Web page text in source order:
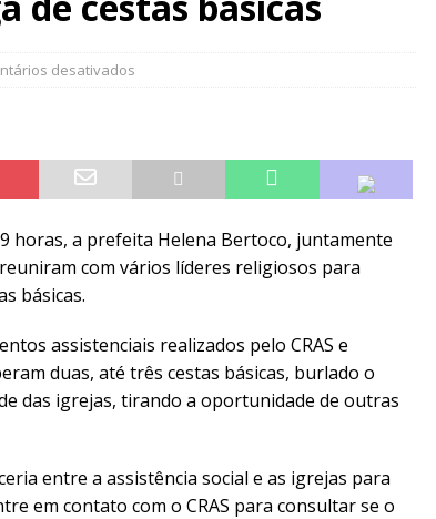
desativados
horas, a prefeita Helena Bertoco, juntamente
com vários líderes religiosos para
básicas.
assistenciais realizados pelo CRAS e
duas, até três cestas básicas, burlado o
das igrejas, tirando a oportunidade de outras
entre a assistência social e as igrejas para
em contato com o CRAS para consultar se o